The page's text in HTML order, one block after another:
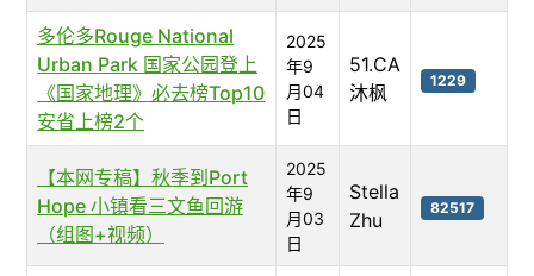
多伦多Rouge National
Urban Park 国家公园登上
《国家地理》必去榜Top10
安省上榜2个
2025
年9
月04
日
51.CA
沐枫
1229
【本网专稿】秋季到Port
Hope 小镇看三文鱼回游
（组图+视频）
2025
年9
月03
日
Stella
Zhu
82517